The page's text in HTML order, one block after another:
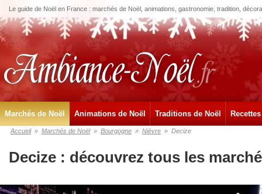
Le guide de Noël en France : marchés de Noël, animations, gastronomie, tradition,
Marchés de Noël Animations de Noël Traditions de Noël
Accueil » Marchés de Noël » Bourgogne » Nièvre » Decize
Decize : découvrez tous les